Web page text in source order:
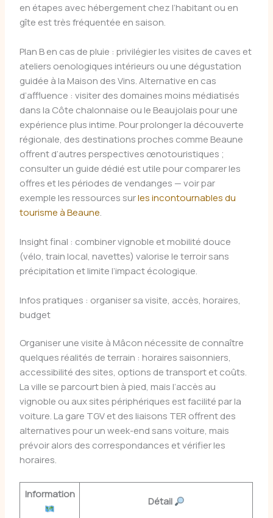
en étapes avec hébergement chez l’habitant ou en
gîte est très fréquentée en saison.
Plan B en cas de pluie : privilégier les visites de caves et
ateliers oenologiques intérieurs ou une dégustation
guidée à la Maison des Vins. Alternative en cas
d’affluence : visiter des domaines moins médiatisés
dans la Côte chalonnaise ou le Beaujolais pour une
expérience plus intime. Pour prolonger la découverte
régionale, des destinations proches comme Beaune
offrent d’autres perspectives œnotouristiques ;
consulter un guide dédié est utile pour comparer les
offres et les périodes de vendanges — voir par
exemple les ressources surles incontournables du
tourisme à Beaune.
Insight final : combiner vignoble et mobilité douce
(vélo, train local, navettes) valorise le terroir sans
précipitation et limite l’impact écologique.
Infos pratiques : organiser sa visite, accès, horaires,
budget
Organiser une visite à Mâcon nécessite de connaître
quelques réalités de terrain : horaires saisonniers,
accessibilité des sites, options de transport et coûts.
La ville se parcourt bien à pied, mais l’accès au
vignoble ou aux sites périphériques est facilité par la
voiture. La gare TGV et des liaisons TER offrent des
alternatives pour un week-end sans voiture, mais
prévoir alors des correspondances et vérifier les
horaires.
Information
Détail